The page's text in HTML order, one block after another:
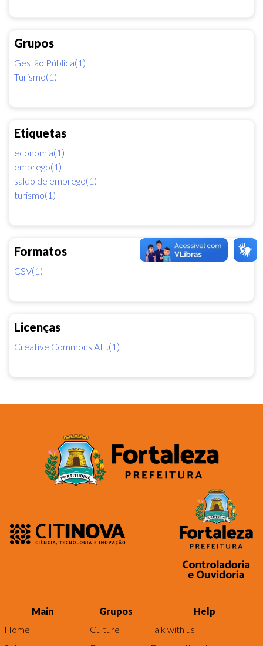
Grupos
Gestão Pública(1)
Turismo(1)
Etiquetas
economia(1)
emprego(1)
saldo de emprego(1)
turismo(1)
Formatos
CSV(1)
Licenças
Creative Commons At...(1)
Main
Home
Grupos
Culture
Help
Talk with us